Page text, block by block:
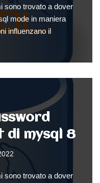
sono trovato a dover
mode in maniera
influenzano il
di mysql 8
sono trovato a dover